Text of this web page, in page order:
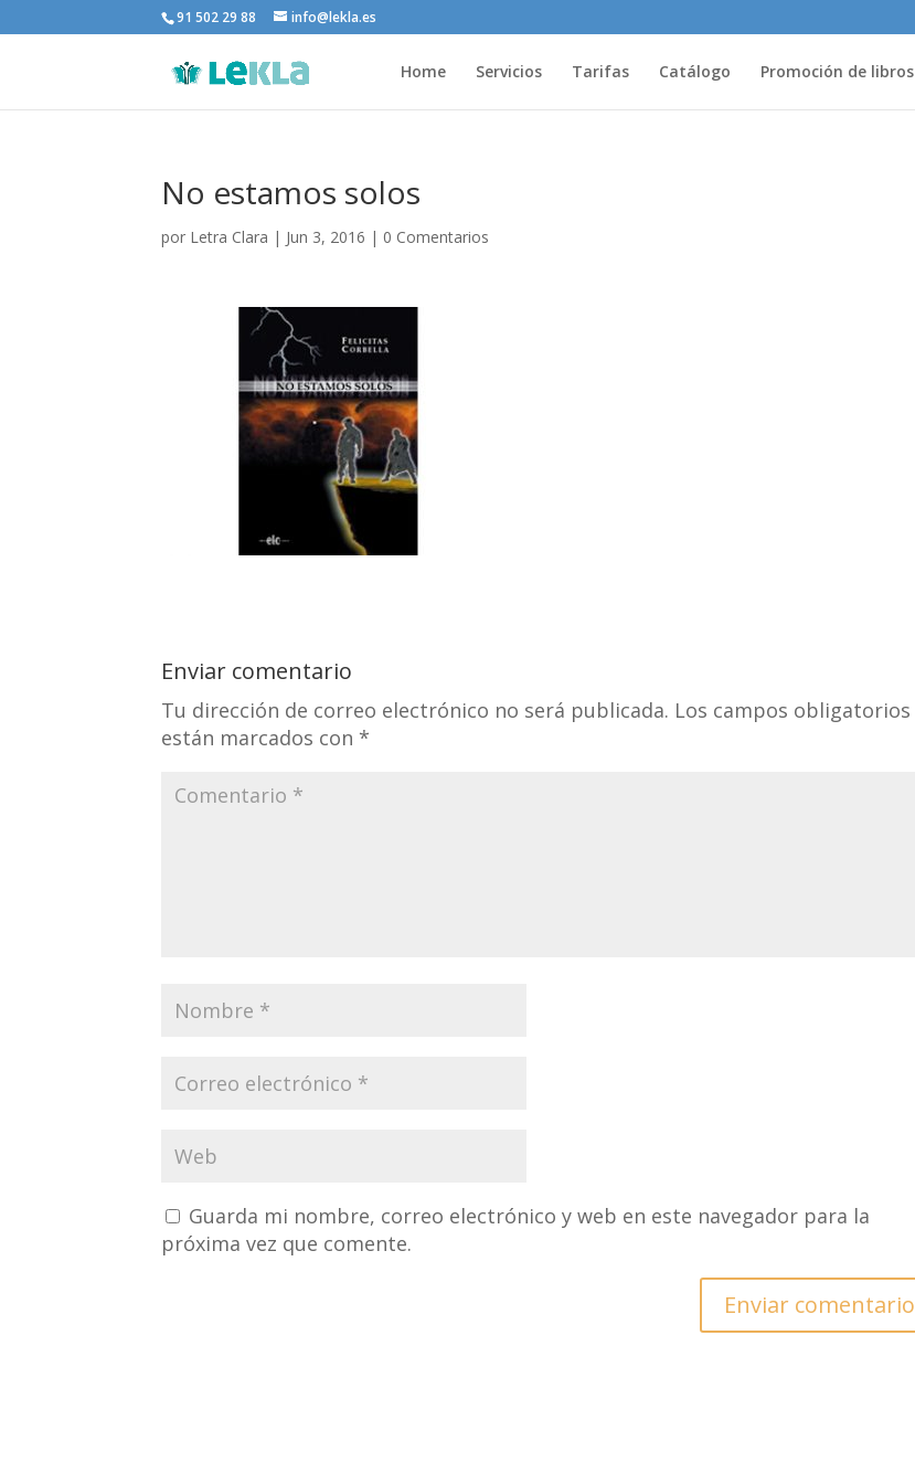
91 502 29 88 info@lekla.es
Home Servicios Tarifas Catálogo Promoción de libros
No estamos solos
por Letra Clara | Jun 3, 2016 | 0 Comentarios
Enviar comentario
Tu dirección de correo electrónico no será publicada. Los campos obligatorios
están marcados con *
Guarda mi nombre, correo electrónico y web en este navegador para la
próxima vez que comente.